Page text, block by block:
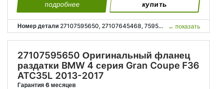
подробнее купить
Номер детали 27107595650, 27107645468, 7595650, 7645468, 27 10 7 595 650, 27 10 7 645 468; ← показать
27107595650 Оригинальный фланец
раздатки BMW 4 серия Gran Coupe F36
ATC35L 2013-2017
Гарантия 6 месяцев